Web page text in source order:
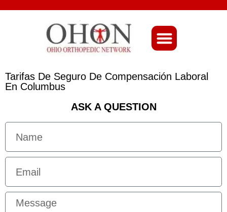
Tarifas De Seguro De Compensación Laboral
En Columbus
ASK A QUESTION